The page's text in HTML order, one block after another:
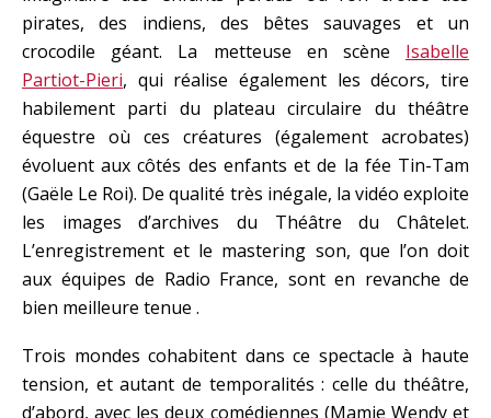
pirates, des indiens, des bêtes sauvages et un
crocodile géant. La metteuse en scène Isabelle
Partiot-Pieri, qui réalise également les décors, tire
habilement parti du plateau circulaire du théâtre
équestre où ces créatures (également acrobates)
évoluent aux côtés des enfants et de la fée Tin-Tam
(Gaële Le Roi). De qualité très inégale, la vidéo exploite
les images d’archives du Théâtre du Châtelet.
L’enregistrement et le mastering son, que l’on doit
aux équipes de Radio France, sont en revanche de
bien meilleure tenue .
Trois mondes cohabitent dans ce spectacle à haute
tension, et autant de temporalités : celle du théâtre,
d’abord, avec les deux comédiennes (Mamie Wendy et